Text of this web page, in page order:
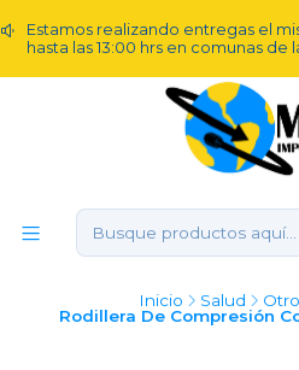
Estamos realizando entregas el
hasta las 13:00 hrs en comunas de
Inicio Salud
Rodillera De Compresión